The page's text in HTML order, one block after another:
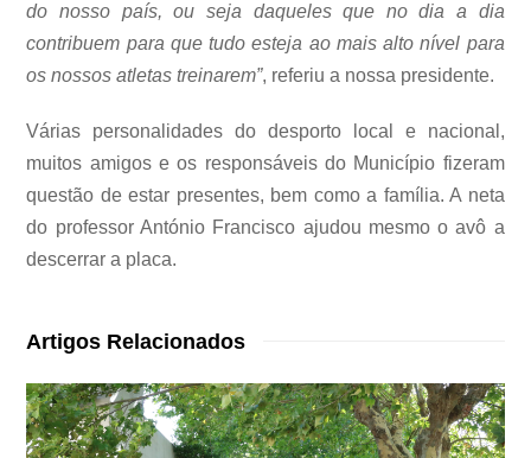
do nosso país, ou seja daqueles que no dia a dia
contribuem para que tudo esteja ao mais alto nível para
os nossos atletas treinarem”, referiu a nossa presidente.
Várias personalidades do desporto local e nacional,
muitos amigos e os responsáveis do Município fizeram
questão de estar presentes, bem como a família. A neta
do professor António Francisco ajudou mesmo o avô a
descerrar a placa.
Artigos Relacionados